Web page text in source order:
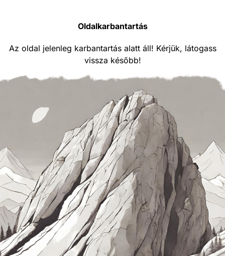
Oldalkarbantartás
Az oldal jelenleg karbantartás alatt áll! Kérjük, látogass
vissza később!